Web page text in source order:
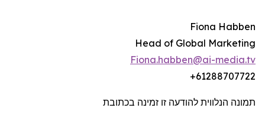
Fiona Habben
Head of Global Marketing
Fiona.habben@ai-media.tv
+61288707722
תמונה הנלווית להודעה זו זמינה בכתובת